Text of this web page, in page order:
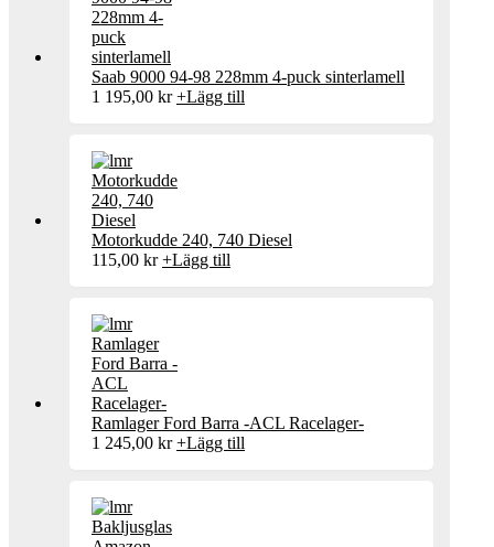
Saab 9000 94-98 228mm 4-puck sinterlamell
1 195,00 kr +Lägg till
Motorkudde 240, 740 Diesel
115,00 kr +Lägg till
Ramlager Ford Barra -ACL Racelager-
1 245,00 kr +Lägg till